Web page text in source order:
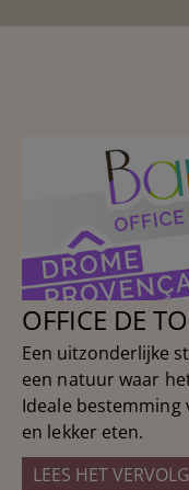
OFFICE DE
Een uitzonderlijke
een natuur waar
Ideale
en lekker eten.
LEES HET VERVOLG